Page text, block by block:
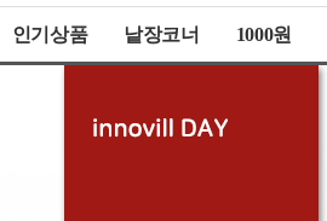
인기상품 낱장코너 1000원